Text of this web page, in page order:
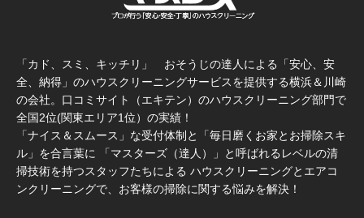
「カド、スミ、キッチリ」 おそうじの達人による「安心、安
全、納得」のハウスクリーニングサービスを提供する横浜＆川崎
の会社。口コミサイト（エキテン）のハウスクリーニング部門で
全国2位(関東エリア1位）の実績！
「ナイス＆スムース」な受付体制と「毎日磨くお家とお掃除スキ
ル」を合言葉に 「マスターズ（達人）」と呼ばれるレベルの清
掃技術を持つスタッフたちによる ハウスクリーニングとエアコ
ンクリーニングで、お客様の掃除に関する悩みを解決！